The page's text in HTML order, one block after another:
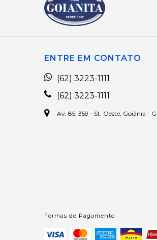
ENTRE EM CONTATO
(62) 3223-1111
(62) 3223-1111
Av. 85, 359 - St. Oeste, Goiânia -
Formas de Pagamento